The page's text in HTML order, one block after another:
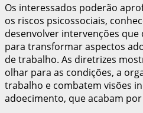
Os interessados poderão
os riscos psicossociais,
desenvolver intervenções
para transformar aspectos
de trabalho. As diretrizes
olhar para as condições, a
trabalho e combatem visões
adoecimento, que acabam